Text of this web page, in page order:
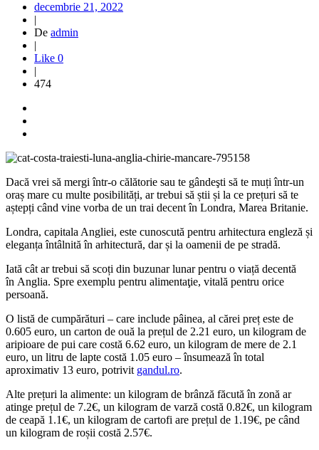
decembrie 21, 2022
|
De admin
|
Like 0
|
474
Dacă vrei să mergi într-o călătorie sau te gândeşti să te muți într-un
oraș mare cu multe posibilități, ar trebui să știi și la ce prețuri să te
aștepți când vine vorba de un trai decent în Londra, Marea Britanie.
Londra, capitala Angliei, este cunoscută pentru arhitectura engleză și
eleganța întâlnită în arhitectură, dar și la oamenii de pe stradă.
Iată cât ar trebui să scoți din buzunar lunar pentru o viață decentă
în Anglia. Spre exemplu pentru alimentaţie, vitală pentru orice
persoană.
O listă de cumpărături – care include pâinea, al cărei preț este de
0.605 euro, un carton de ouă la prețul de 2.21 euro, un kilogram de
aripioare de pui care costă 6.62 euro, un kilogram de mere de 2.1
euro, un litru de lapte costă 1.05 euro – însumează în total
aproximativ 13 euro, potrivit gandul.ro.
Alte prețuri la alimente: un kilogram de brânză făcută în zonă ar
atinge prețul de 7.2€, un kilogram de varză costă 0.82€, un kilogram
de ceapă 1.1€, un kilogram de cartofi are prețul de 1.19€, pe când
un kilogram de roșii costă 2.57€.